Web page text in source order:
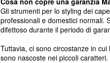
Gli strumenti per lo styling dei
professionali e domestici normali.
difettoso durante il periodo di
Tuttavia, ci sono circostanze in
sono nascoste nei piccoli